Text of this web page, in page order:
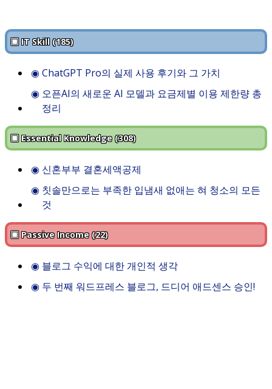
▣ IT Skill (185)
◉ ChatGPT Pro의 실제 사용 후기와 그 가치
◉ 오픈AI의 새로운 AI 모델과 요금제별 이용 제한량 총
정리
▣ Essential Knowledge (308)
◉ 신혼부부 결혼세액공제
◉ 칫솔만으로는 부족한 입냄새 없애는 혀 청소의 모든
것
▣ Passive Income (22)
◉ 블로그 수익에 대한 개인적 생각
◉ 두 번째 워드프레스 블로그, 드디어 애드센스 승인!